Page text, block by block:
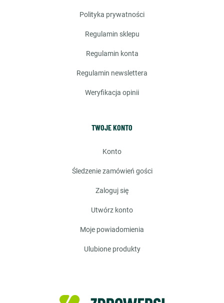
polityka prywatności
regulamin sklepu
regulamin konta
regulamin newslettera
weryfikacja opinii
TWOJE KONTO
konto
śledzenie zamówień gości
zaloguj się
utwórz konto
moje powiadomienia
ulubione produkty